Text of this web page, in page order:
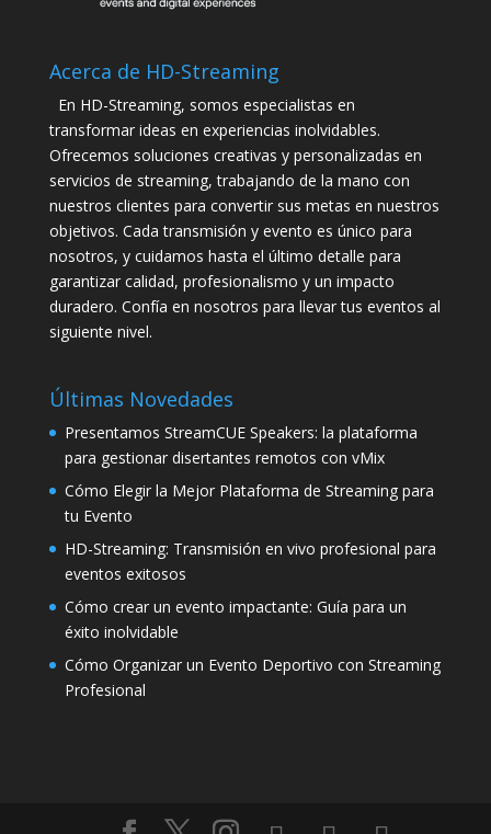
Acerca de HD-Streaming
En HD-Streaming, somos especialistas en
transformar ideas en experiencias inolvidables.
Ofrecemos soluciones creativas y personalizadas en
servicios de streaming, trabajando de la mano con
nuestros clientes para convertir sus metas en nuestros
objetivos. Cada transmisión y evento es único para
nosotros, y cuidamos hasta el último detalle para
garantizar calidad, profesionalismo y un impacto
duradero. Confía en nosotros para llevar tus eventos al
siguiente nivel.
Últimas Novedades
Presentamos StreamCUE Speakers: la plataforma
para gestionar disertantes remotos con vMix
Cómo Elegir la Mejor Plataforma de Streaming para
tu Evento
HD-Streaming: Transmisión en vivo profesional para
eventos exitosos
Cómo crear un evento impactante: Guía para un
éxito inolvidable
Cómo Organizar un Evento Deportivo con Streaming
Profesional